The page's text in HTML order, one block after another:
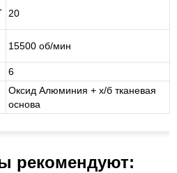
20
15500 об/мин
6
Оксид Алюминия + х/б тканевая
основа
рекомендуют: